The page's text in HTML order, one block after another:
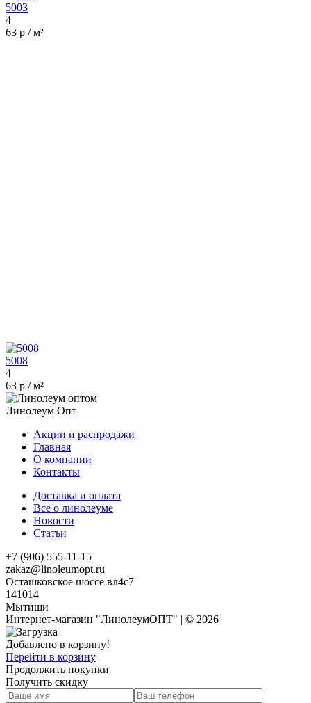
5003
4
63 р / м²
5008
4
63 р / м²
Линолеум Опт
Акции и распродажи
Главная
О компании
Контакты
Доставка и оплата
Все о линолеуме
Новости
Статьи
+7 (906) 555-11-15
zakaz@linoleumopt.ru
Осташковское шоссе вл4с7
141014
Мытищи
Интернет-магазин "ЛинолеумОПТ" | © 2026
Добавлено в корзину!
Перейти в корзину
Продолжить покупки
Получить скидку